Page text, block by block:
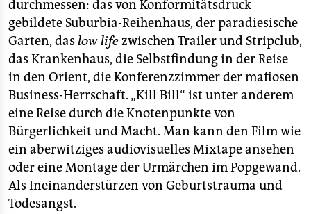
durchmessen: das von Konformitätsdruck
gebildete Suburbia-Reihenhaus, der paradiesische
Garten, das low lifezwischen Trailer und Stripclub,
das Krankenhaus, die Selbstfindung in der Reise
in den Orient, die Konferenzzimmer der mafiosen
Business-Herrschaft. „Kill Bill“ ist unter anderem
eine Reise durch die Knotenpunkte von
Bürgerlichkeit und Macht. Man kann den Film wie
ein aberwitziges audiovisuelles Mixtape ansehen
oder eine Montage der Urmärchen im Popgewand.
Als Ineinanderstürzen von Geburtstrauma und
Todesangst.